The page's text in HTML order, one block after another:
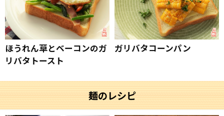
ほうれん草とベーコンのガ
リバタトースト
ガリバタコーンパン
麺のレシピ